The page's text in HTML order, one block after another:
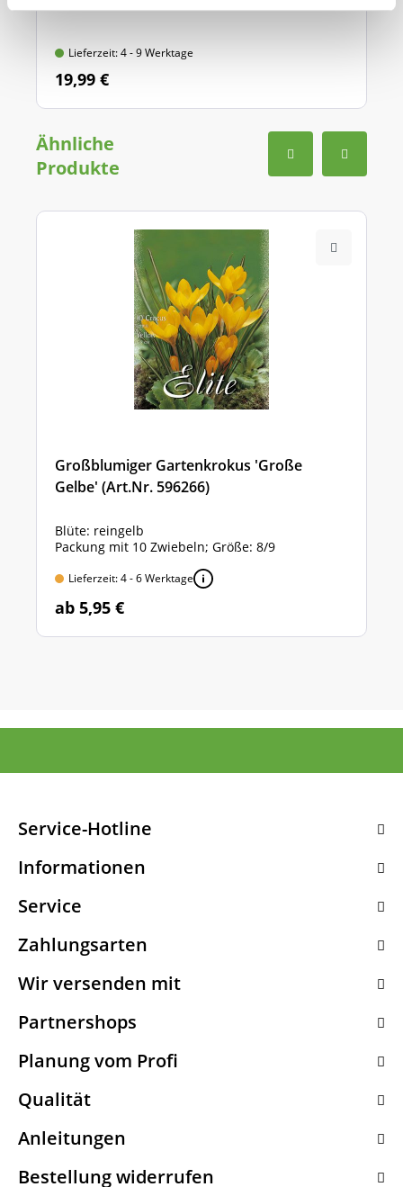
Lieferzeit: 4 - 9 Werktage
19,99 €
Ähnliche
Produkte
Großblumiger Gartenkrokus 'Große
Gelbe' (Art.Nr. 596266)
Blüte: reingelb
Packung mit 10 Zwiebeln; Größe: 8/9
Lieferzeit: 4 - 6 Werktage
ab 5,95 €
Service-Hotline
Informationen
Service
Zahlungsarten
Wir versenden mit
Partnershops
Planung vom Profi
Qualität
Anleitungen
Bestellung widerrufen